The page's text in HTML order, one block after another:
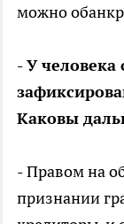
можно
- У человека
Каковы
- Правом на
признании